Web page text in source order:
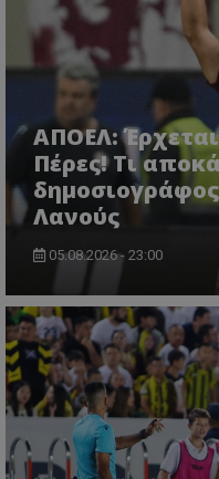
ΑΠΟΕΛ:
Πέρες! Τι
δημοσιογράφος
Λανούς
05.08.2026 - 23:00